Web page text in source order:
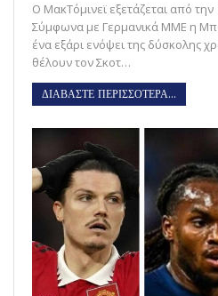
O ΜακΤόμινεϊ εξετάζεται από
Σύμφωνα με Γερμανικά ΜΜΕ η
ένα εξάρι ενόψει της δύσκολης
θέλουν τον Σκοτ…
ΔΙΑΒΑΣΤΕ ΠΕΡΙΣΣΟΤΕΡΑ...